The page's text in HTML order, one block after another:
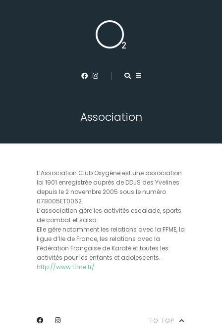
Association
L’Association Club Oxygène est une association
loi 1901 enregistrée auprès de DDJS des Yvelines
depuis le 2 novembre 2005 sous le numéro
078005ET0062.
L’association gère les activités escalade, sports
de combat et salsa.
Elle gère notamment les relations avec la FFME, la
ligue d’Ile de France, les relations avec la
Fédération Française de Karaté et toutes les
activités pour les enfants et adolescents.
http://www.ffme.fr/
TO TOP